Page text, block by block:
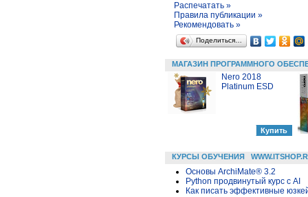
Распечатать »
Правила публикации »
Рекомендовать »
Поделиться…
МАГАЗИН ПРОГРАММНОГО
Nero 2018
Platinum ESD
КУРСЫ ОБУЧЕНИЯ
Основы ArchiMate® 3.2
Python продвинутый курс с AI
Как писать эффективные